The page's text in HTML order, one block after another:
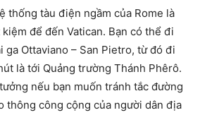
thống tàu điện ngầm của Rome là
để đến Vatican. Bạn có thể đi
ga Ottaviano – San Pietro, từ đó đi
là tới Quảng trường Thánh Phêrô.
nếu bạn muốn tránh tắc đường
thông công cộng của người dân địa